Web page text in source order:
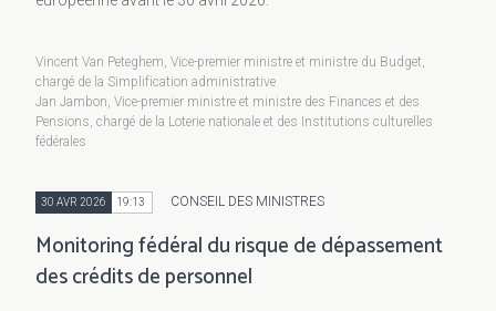
Vincent Van Peteghem, Vice-premier ministre et ministre du Budget,
chargé de la Simplification administrative
Jan Jambon, Vice-premier ministre et ministre des Finances et des
Pensions, chargé de la Loterie nationale et des Institutions culturelles
fédérales
30 AVR 2026 19:13 CONSEIL DES MINISTRES
Monitoring fédéral du risque de dépassement
des crédits de personnel